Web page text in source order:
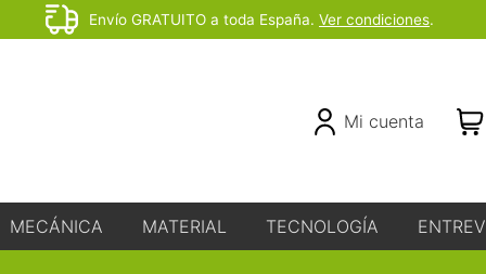
Before
Envío GRATUITO a toda España. Ver condiciones.
Header
RightMi cuenta
MECÁNICA MATERIAL TECNOLOGÍA